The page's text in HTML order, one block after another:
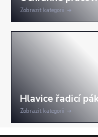
Zobrazit kategorii
Zobrazit kategorii